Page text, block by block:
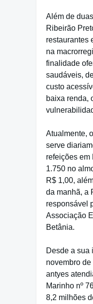
Além de
Ribeirão
restaurantes
na
finalidade
saudáveis,
custo
baixa renda,
Atualmente,
serve
refeições em
1.750 no
R$ 1,00,
da manhã, a
responsável
Associação
Betânia.
Desde a sua
novembro
antyes
Marinho nº
8,2 milhões